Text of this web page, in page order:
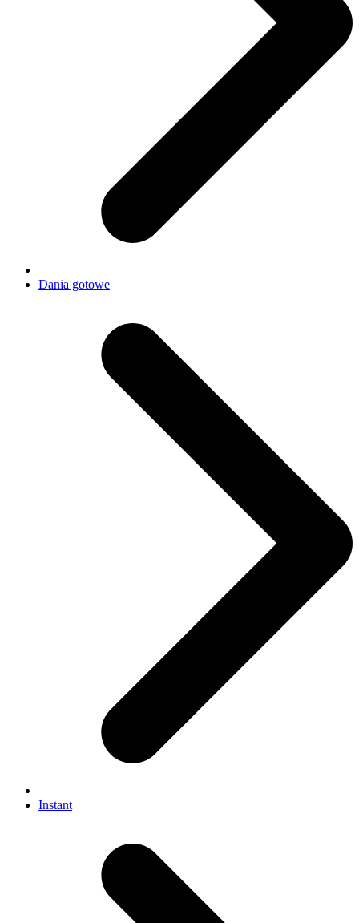
Dania gotowe
Instant